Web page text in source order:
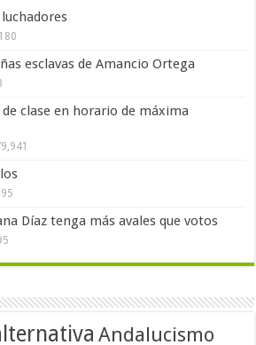
esclavas de Amancio Ortega
clase en horario de máxima
Díaz tenga más avales que votos
Andalucismo